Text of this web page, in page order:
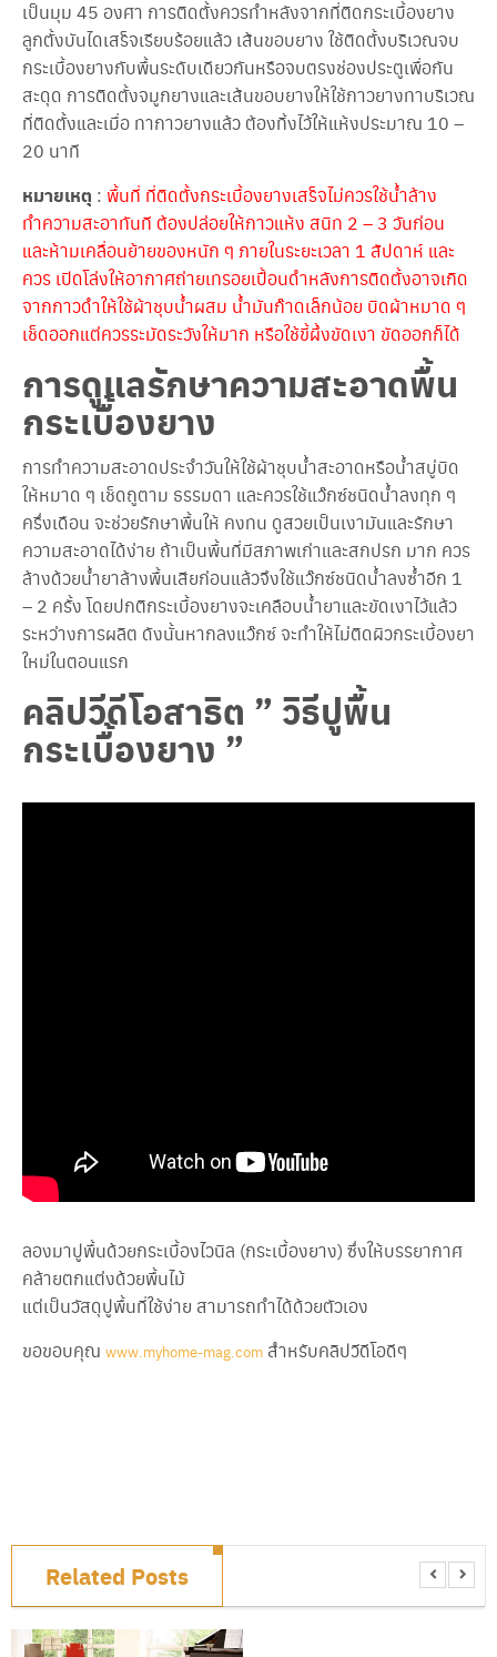
เป็นมุม 45 องศา การติดตั้งควรทำหลังจากที่ติดกระเบื้องยาง
ลูกตั้งบันไดเสร็จเรียบร้อยแล้ว เส้นขอบยาง ใช้ติดตั้งบริเวณจบ
กระเบื้องยางกับพื้นระดับเดียวกันหรือจบตรงช่องประตูเพื่อกัน
สะดุด การติดตั้งจมูกยางและเส้นขอบยางให้ใช้กาวยางทาบริเวณ
ที่ติดตั้งและเมื่อ ทากาวยางแล้ว ต้องทิ้งไว้ให้แห้งประมาณ 10 –
20 นาที
หมายเหตุ : พื้นที่ ที่ติดตั้งกระเบื้องยางเสร็จไม่ควรใช้น้ำล้าง
ทำความสะอาทันที ต้องปล่อยให้กาวแห้ง สนิท 2 – 3 วันก่อน
และห้ามเคลื่อนย้ายของหนัก ๆ ภายในระยะเวลา 1 สัปดาห์ และ
ควร เปิดโล่งให้อากาศถ่ายเทรอยเปื้อนดำหลังการติดตั้งอาจเกิด
จากกาวดำให้ใช้ผ้าชุบน้ำผสม น้ำมันก๊าดเล็กน้อย บิดผ้าหมาด ๆ
เช็ดออกแต่ควรระมัดระวังให้มาก หรือใช้ขี้ผึ้งขัดเงา ขัดออกก็ได้
การดูแลรักษาความสะอาดพื้น
กระเบื้องยาง
การทำความสะอาดประจำวันให้ใช้ผ้าชุบน้ำสะอาดหรือน้ำสบู่บิด
ให้หมาด ๆ เช็ดถูตาม ธรรมดา และควรใช้แว๊กซ์ชนิดน้ำลงทุก ๆ
ครึ่งเดือน จะช่วยรักษาพื้นให้ คงทน ดูสวยเป็นเงามันและรักษา
ความสะอาดได้ง่าย ถ้าเป็นพื้นที่มีสภาพเก่าและสกปรก มาก ควร
ล้างด้วยน้ำยาล้างพื้นเสียก่อนแล้วจึงใช้แว๊กซ์ชนิดน้ำลงซ้ำอีก 1
– 2 ครั้ง โดยปกติกระเบื้องยางจะเคลือบน้ำยาและขัดเงาไว้แล้ว
ระหว่างการผลิต ดังนั้นหากลงแว๊กซ์ จะทำให้ไม่ติดผิวกระเบื้องยา
ใหม่ในตอนแรก
คลิปวีดีโอสาธิต ” วิธีปูพื้น
กระเบื้องยาง ”
ลองมาปูพื้นด้วยกระเบื้องไวนิล (กระเบื้องยาง) ซึ่งให้บรรยากาศ
คล้ายตกแต่งด้วยพื้นไม้
แต่เป็นวัสดุปูพื้นที่ใช้ง่าย สามารถทำได้ด้วยตัวเอง
ขอขอบคุณ www.myhome-mag.com สำหรับคลิปวีดีโอดีๆ
Related Posts